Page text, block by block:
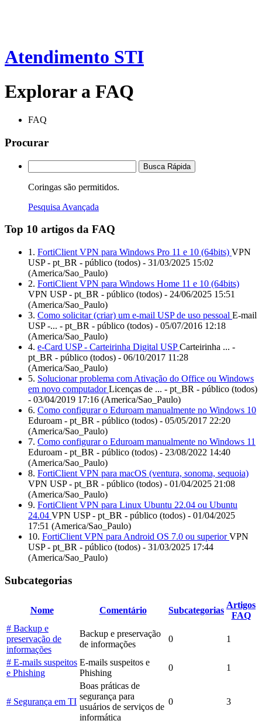
Atendimento STI
Explorar a FAQ
FAQ
Procurar
Busca Rápida
Coringas são permitidos.
Pesquisa Avançada
Top 10 artigos da FAQ
1. FortiClient VPN para Windows Pro 11 e 10 (64bits) VPN
USP - pt_BR - público (todos) - 31/03/2025 15:02
(America/Sao_Paulo)
2. FortiClient VPN para Windows Home 11 e 10 (64bits)
VPN USP - pt_BR - público (todos) - 24/06/2025 15:51
(America/Sao_Paulo)
3. Como solicitar (criar) um e-mail USP de uso pessoal E-mail
USP -... - pt_BR - público (todos) - 05/07/2016 12:18
(America/Sao_Paulo)
4. e-Card USP - Carteirinha Digital USPCarteirinha ... -
pt_BR - público (todos) - 06/10/2017 11:28
(America/Sao_Paulo)
5. Solucionar problema com Ativação do Office ou Windows
em novo computadorLicenças de ... - pt_BR - público (todos)
- 03/04/2019 17:16 (America/Sao_Paulo)
6. Como configurar o Eduroam manualmente no Windows 10
Eduroam - pt_BR - público (todos) - 05/05/2017 22:20
(America/Sao_Paulo)
7. Como configurar o Eduroam manualmente no Windows 11
Eduroam - pt_BR - público (todos) - 23/08/2022 14:40
(America/Sao_Paulo)
8. FortiClient VPN para macOS (ventura, sonoma, sequoia)
VPN USP - pt_BR - público (todos) - 01/04/2025 21:08
(America/Sao_Paulo)
9. FortiClient VPN para Linux Ubuntu 22.04 ou Ubuntu
24.04 VPN USP - pt_BR - público (todos) - 01/04/2025
17:51 (America/Sao_Paulo)
10. FortiClient VPN para Android OS 7.0 ou superiorVPN
USP - pt_BR - público (todos) - 31/03/2025 17:44
(America/Sao_Paulo)
Subcategorias
Nome Comentário Subcategorias
Artigos
FAQ
# Backup e
preservação de
informações
Backup e preservação
de informações
0 1
# E-mails suspeitos
e Phishing
E-mails suspeitos e
Phishing
0 1
# Segurança em TI
Boas práticas de
segurança para
usuários de serviços de
informática
0 3